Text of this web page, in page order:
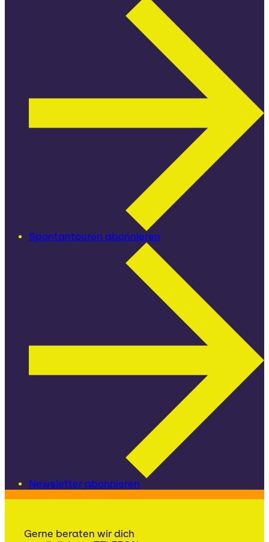
Spontantouren abonnieren
Newsletter abonnieren
Gerne beraten wir dich